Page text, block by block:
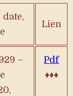
Lien
–
Pdf
♦♦♦